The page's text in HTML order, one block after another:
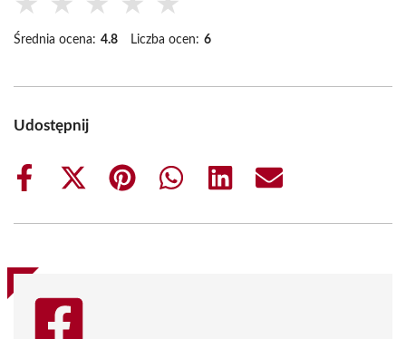
Średnia ocena: 4.8 Liczba ocen: 6
Udostępnij
Share
Share
(Twitter)
Share
Share
Share
Share